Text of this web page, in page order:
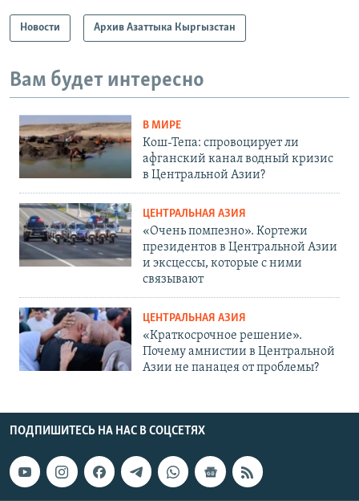
Новости Архив Азаттыка Кыргызстан
Вам будет интересно
В МИРЕ
Кош-Тепа: спровоцирует ли
афганский канал водный кризис
в Центральной Азии?
ЦЕНТРАЛЬНАЯ АЗИЯ
«Очень помпезно». Кортежи
президентов в Центральной Азии
и эксцессы, которые с ними
связывают
ЦЕНТРАЛЬНАЯ АЗИЯ
«Краткосрочное решение».
Почему амнистии в Центральной
Азии не панацея от проблемы?
ПОДПИШИТЕСЬ НА НАС В СОЦСЕТЯХ